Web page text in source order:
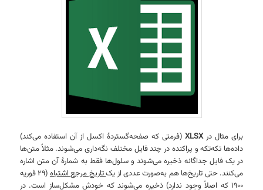
برای مثال درXLSX (فرمتی که صفحه‌گستردهٔ اکسل از آن استفاده می‌کند)
داده‌ها تکه‌تکه و پراکنده در چند فایل مختلف نگه‌داری می‌شوند. مثلاً متن‌ها
در یک فایل جداگانه ذخیره می‌شوند و سلول‌ها فقط به شمارهٔ آن متن اشاره
می‌کنند. حتی تاریخ‌ها هم به‌صورت عددی از یکتاریخ مرجع اشتباه
(۲۹ فوریه
۱۹۰۰ که اصلاً وجود ندارد) ذخیره می‌شوند که خودش مشکل‌ساز است. در